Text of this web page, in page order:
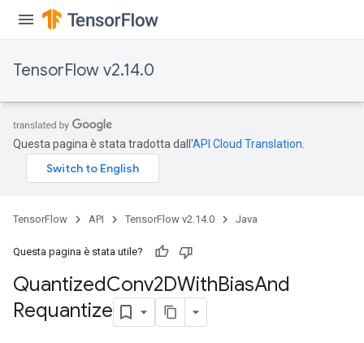
TensorFlow v2.14.0
Questa pagina è stata tradotta dall'API Cloud Translation
TensorFlow API TensorFlow v2.14.0 Java
Questa pagina è stata utile?
QuantizedConv2DWithBiasAnd
Requantize